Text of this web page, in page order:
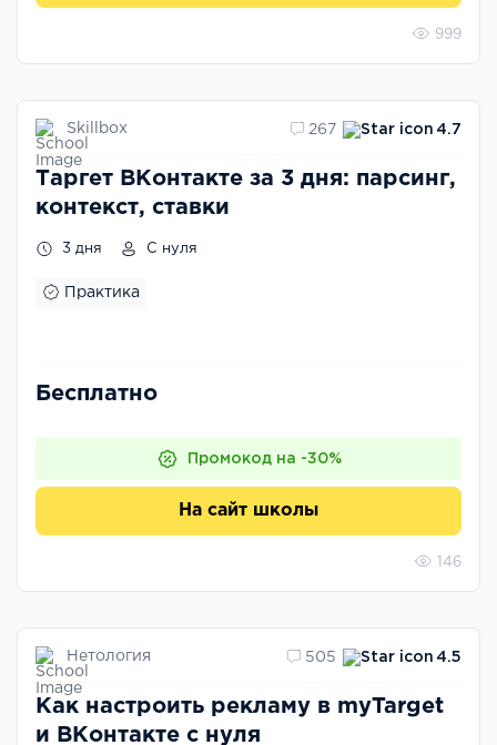
999
Skillbox 267 4.7
Таргет ВКонтакте за 3 дня: парсинг,
контекст, ставки
3 дня С нуля
Практика
Бесплатно
Промокод на -30%
На сайт школы
146
Нетология 505 4.5
Как настроить рекламу в myTarget
и ВКонтакте с нуля